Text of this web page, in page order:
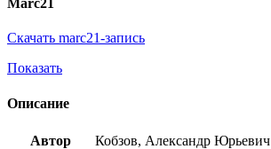
Marc21
Скачать marc21-запись
Показать
Описание
Автор Кобзов, Александр Юрьевич